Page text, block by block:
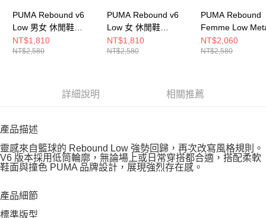
PUMA Rebound v6
Low 男女 休閒鞋
39232837
NT$1,810
NT$2,580
PUMA Rebound v6
Low 女 休閒鞋
39232840
NT$1,810
NT$2,580
PUMA Rebound
Femme Low
Whi 女 休閒鞋
40606301
NT$2,060
NT$2,580
詳細說明 相關推薦
產品描述
靈感來自籃球的 Rebound Low 強勢回歸，再次改寫風格規則。
V6 版本採用低筒輪廓，無論場上或日常穿搭都合適，搭配柔軟
鞋面與撞色 PUMA 品牌設計，展現強烈存在感。
產品細節
標準版型